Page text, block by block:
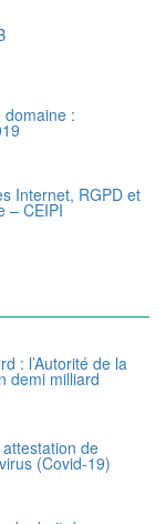
domaine :
Internet, RGPD et
– CEIPI
: l’Autorité de la
demi milliard
de
(Covid-19)